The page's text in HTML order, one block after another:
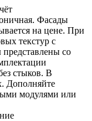
Фасады
на цене. При
текстур с
со
стыков. В
Дополняйте
модулями или